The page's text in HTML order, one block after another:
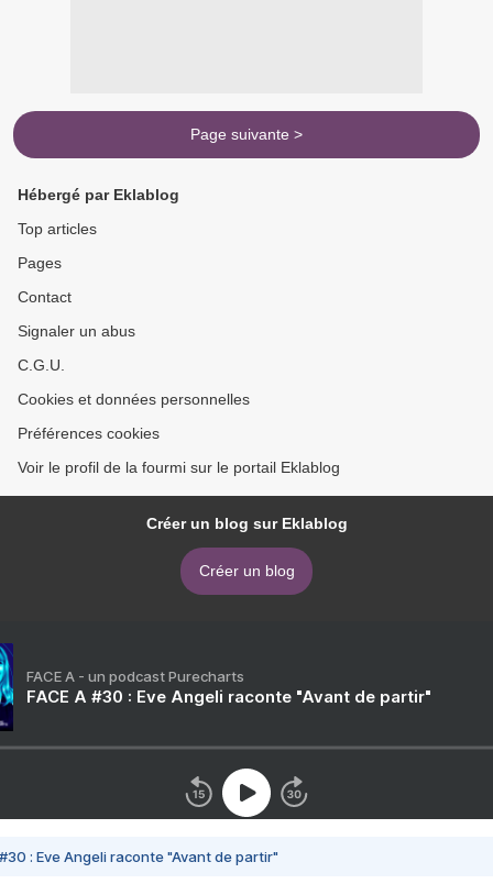
Page suivante >
Hébergé par Eklablog
Top articles
Pages
Contact
Signaler un abus
C.G.U.
Cookies et données personnelles
Préférences cookies
Voir le profil de la fourmi sur le portail Eklablog
Créer un blog sur Eklablog
Créer un blog
FACE A - un podcast Purecharts
FACE A #30 : Eve Angeli raconte "Avant de partir"
#30 : Eve Angeli raconte "Avant de partir"